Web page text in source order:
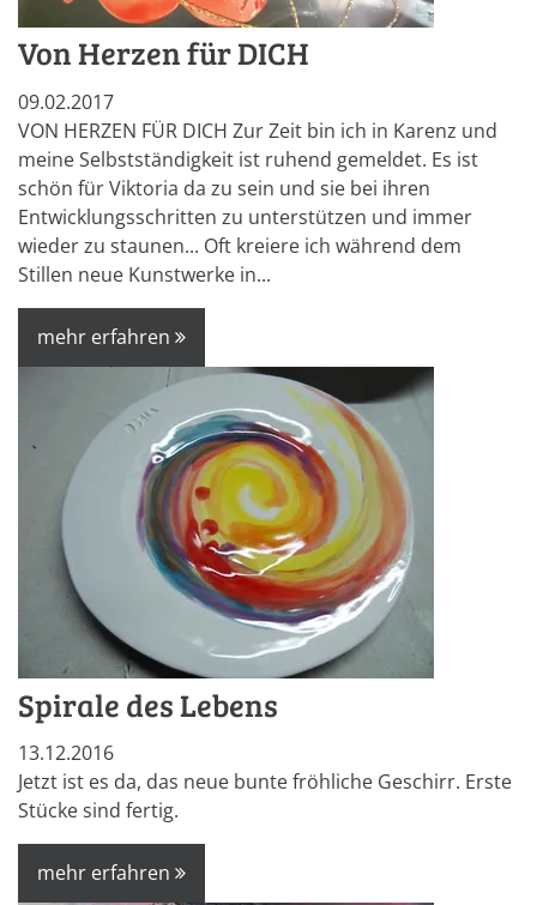
Von Herzen für DICH
09.02.2017
VON HERZEN FÜR DICH Zur Zeit bin ich in Karenz und
meine Selbstständigkeit ist ruhend gemeldet. Es ist
schön für Viktoria da zu sein und sie bei ihren
Entwicklungsschritten zu unterstützen und immer
wieder zu staunen... Oft kreiere ich während dem
Stillen neue Kunstwerke in...
mehr erfahren
Spirale des Lebens
13.12.2016
Jetzt ist es da, das neue bunte fröhliche Geschirr. Erste
Stücke sind fertig.
mehr erfahren